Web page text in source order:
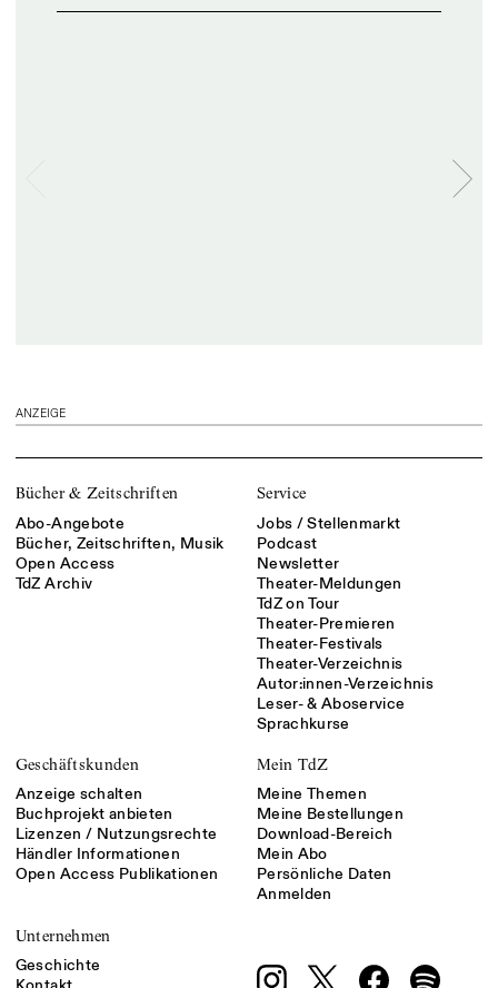
ANZEIGE
Bücher & Zeitschriften
Abo-Angebote
Bücher, Zeitschriften, Musik
Open Access
TdZ Archiv
Service
Jobs / Stellenmarkt
Podcast
Newsletter
Theater-Meldungen
TdZ on Tour
Theater-Premieren
Theater-Festivals
Theater-Verzeichnis
Autor:innen-Verzeichnis
Leser- & Aboservice
Sprachkurse
Geschäftskunden
Anzeige schalten
Buchprojekt anbieten
Lizenzen / Nutzungsrechte
Händler Informationen
Open Access Publikationen
Mein TdZ
Meine Themen
Meine Bestellungen
Download-Bereich
Mein Abo
Persönliche Daten
Anmelden
Unternehmen
Geschichte